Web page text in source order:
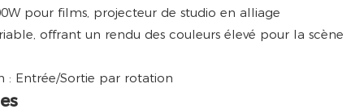
: Entrée/Sortie par rotation